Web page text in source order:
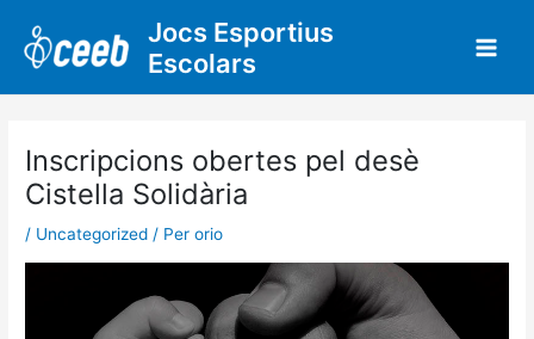
contingut
Jocs Esportius
Escolars
Inscripcions obertes pel desè
Cistella Solidària
/ Uncategorized / Per orio